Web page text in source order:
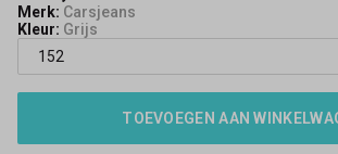
Merk: Carsjeans
Kleur: Grijs
TOEVOEGEN AAN